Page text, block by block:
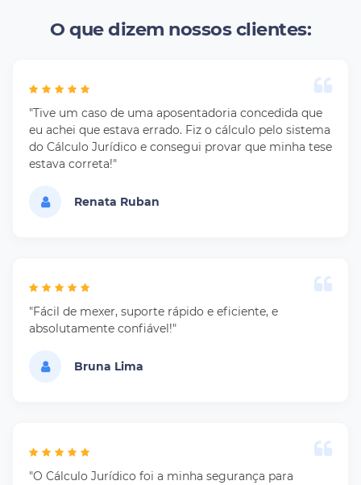
O que dizem nossos clientes:
"Tive um caso de uma aposentadoria concedida que
eu achei que estava errado. Fiz o cálculo pelo sistema
do Cálculo Jurídico e consegui provar que minha tese
estava correta!"
Renata Ruban
"Fácil de mexer, suporte rápido e eficiente, e
absolutamente confiável!"
Bruna Lima
"O Cálculo Jurídico foi a minha segurança para